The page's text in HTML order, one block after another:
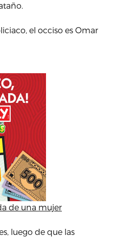
el occiso es Omar
de una mujer
luego de que las